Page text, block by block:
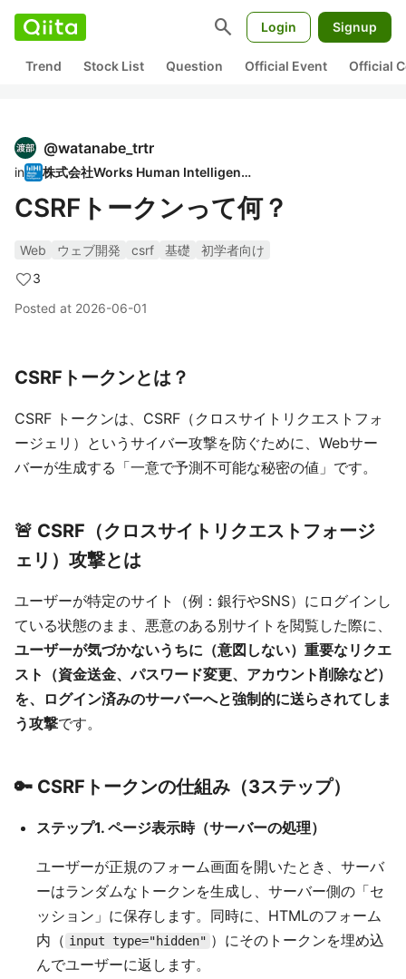
search Login Signup
Trend Stock List Question Official Event Official
@watanabe_trtr
in 株式会社Works Human Intelligence
CSRFトークンって何？
Web ウェブ開発 csrf 基礎
初学者向け
3
Posted at 2026-06-01
CSRFトークンとは？
CSRF トークンは、CSRF（クロスサイトリクエストフォ
ージェリ）というサイバー攻撃を防ぐために、Webサー
バーが生成する「一意で予測不可能な秘密の値」です。
🚨 CSRF（クロスサイトリクエストフォージ
ェリ）攻撃とは
ユーザーが特定のサイト（例：銀行やSNS）にログインし
ている状態のまま、悪意のある別サイトを閲覧した際に、
ユーザーが気づかないうちに（意図しない）重要なリクエ
スト（資金送金、パスワード変更、アカウント削除など）
を、ログイン済みのサーバーへと強制的に送らされてしま
う攻撃です。
🔑 CSRFトークンの仕組み（3ステップ）
ステップ1. ページ表示時（サーバーの処理）
ユーザーが正規のフォーム画面を開いたとき、サーバ
ーはランダムなトークンを生成し、サーバー側の「セ
ッション」に保存します。同時に、HTMLのフォーム
内（ input type="hidden" ）にそのトークンを埋め込
んでユーザーに返します。